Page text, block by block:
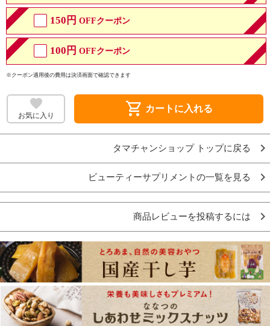
150円 OFFクーポン
100円 OFFクーポン
※クーポン適用後の費用は決済画面で確認できます
お気に入り shopping_cart カートに入れる
タマチャンショップ トップに戻る
ビューティーサプリメントの一覧を見る
商品レビューを投稿するには